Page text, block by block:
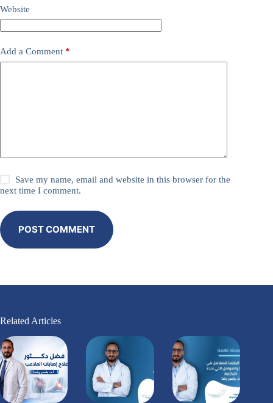
Website
Add a Comment *
Save my name, email and website in this browser for the
next time I comment.
POST COMMENT
Related Articles